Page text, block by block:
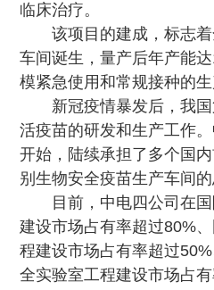
临床治疗。
该项目的建成，标志
车间诞生，量产后年产能
模紧急使用和常规接种的生
新冠疫情暴发后，我
活疫苗的研发和生产工作
开始，陆续承担了多个国
别生物安全疫苗生产车间的
目前，中电四公司在
建设市场占有率超过80%
程建设市场占有率超过
全实验室工程建设市场占